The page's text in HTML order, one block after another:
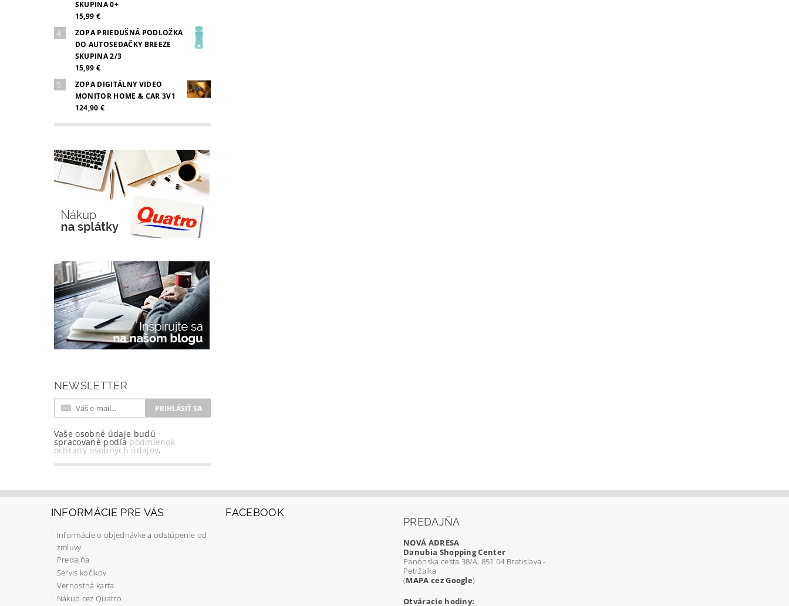
SKUPINA 0+
15,99 €
ZOPA PRIEDUŠNÁ PODLOŽKA
DO AUTOSEDAČKY BREEZE
SKUPINA 2/3
15,99 €
ZOPA DIGITÁLNY VIDEO
MONITOR HOME & CAR 3V1
124,90 €
NEWSLETTER
Vaše osobné údaje budú
spracované podľa podmienok
ochrany osobných údajov.
INFORMÁCIE PRE VÁS
Informácie o objednávke a odstúpenie od
zmluvy
Predajňa
Servis kočíkov
Vernostná karta
Nákup cez Quatro
FACEBOOK
PREDAJŇA
NOVÁ ADRESA
Danubia Shopping Center
Panónska cesta 38/A, 851 04 Bratislava -
Petržalka
(MAPA cez Google)
Otváracie hodiny: